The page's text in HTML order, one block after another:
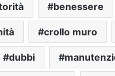
benessere
crollo muro
dubbi